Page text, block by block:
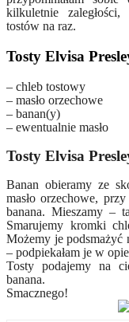
kilkuletnie zaległości,
tostów na raz.
Tosty Elvisa
– chleb tostowy
– masło orzechowe
– banan(y)
– ewentualnie masło
Tosty Elvisa
Banan obieramy ze
masło orzechowe,
banana. Mieszamy –
Smarujemy kromki
Możemy je podsmażyć
– podpiekałam je w
Tosty podajemy na
banana.
Smacznego!